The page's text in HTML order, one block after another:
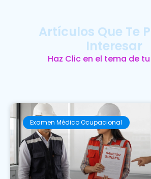
Artículos Que Te
Interesar
Haz Clic en el tema de
Examen Médico Ocupacional